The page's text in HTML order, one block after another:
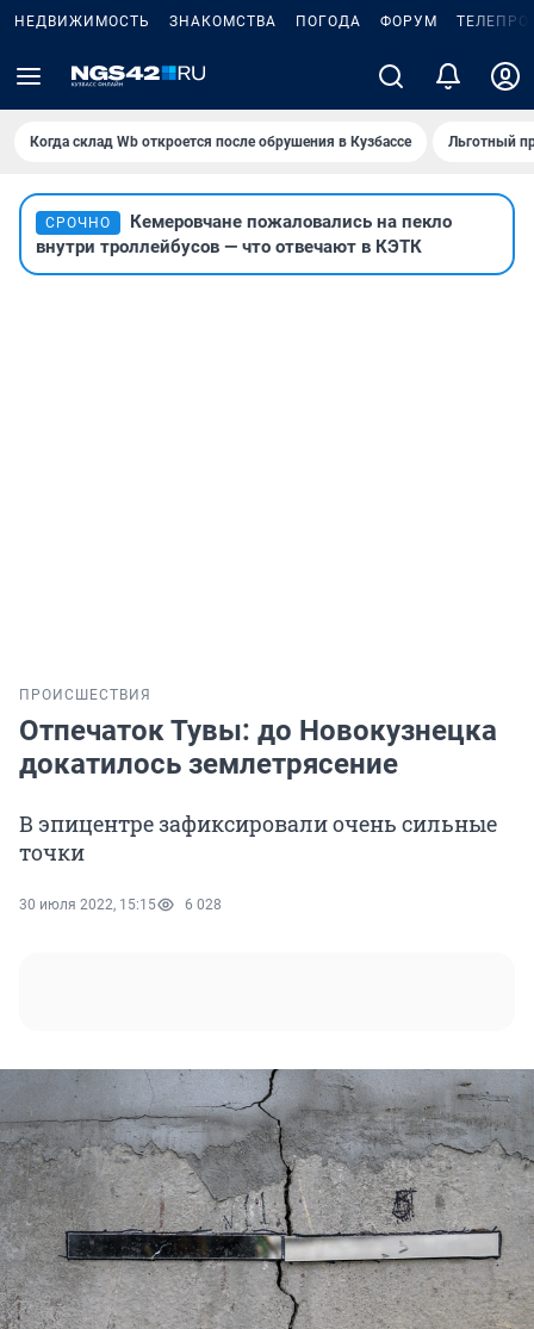
НЕДВИЖИМОСТЬ ЗНАКОМСТВА ПОГОДА ФОРУМ
Когда склад Wb откроется после обрушения в Кузбассе Льготный
СРОЧНО
Кемеровчане пожаловались на пекло
внутри троллейбусов — что отвечают в КЭТК
ПРОИСШЕСТВИЯ
Отпечаток Тувы: до Новокузнецка
докатилось землетрясение
В эпицентре зафиксировали очень сильные
точки
30 июля 2022, 15:15 6 028